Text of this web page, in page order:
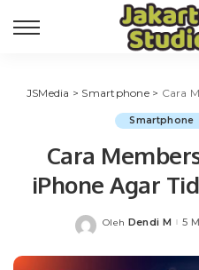
JSMedia > Smartphone> Cara
Smartphone
Cara
iPhone Agar
Posted
Oleh Dendi M 5